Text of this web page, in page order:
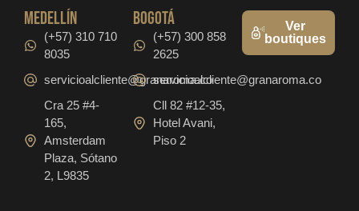
medellín
(+57) 310 710
8035
servicioalcliente@granaroma.co
Cra 25 #4-
165,
Amsterdam
Plaza, Sótano
2, L9835
bogotá
(+57) 300 858
2625
servicioalcliente@granaroma.co
Cll 82 #12-35,
Hotel Avani,
Piso 2
Ver
boutiques